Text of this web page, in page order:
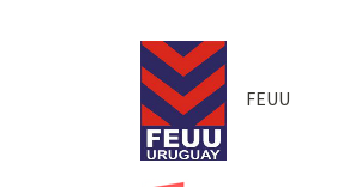
FEUU